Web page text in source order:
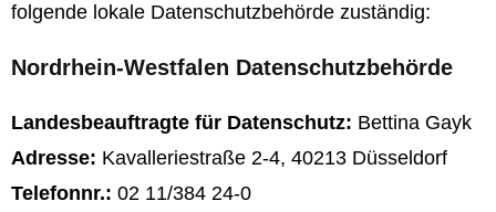
folgende lokale Datenschutzbehörde zuständig:
Nordrhein-Westfalen Datenschutzbehörde
Landesbeauftragte für Datenschutz: Bettina Gayk
Adresse: Kavalleriestraße 2-4, 40213 Düsseldorf
Telefonnr.: 02 11/384 24-0